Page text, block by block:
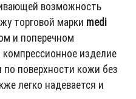
возможность
торговой марки medi
и поперечном
компрессионное изделие
по поверхности кожи без
легко надевается и